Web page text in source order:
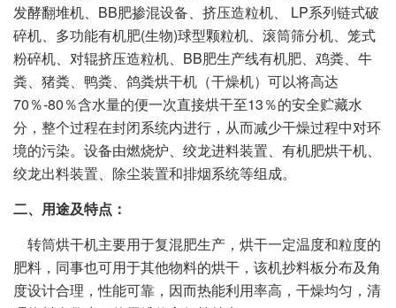
发酵翻堆机、BB肥掺混设备、挤压造粒机、 LP系列链式破
碎机、多功能有机肥(生物)球型颗粒机、滚筒筛分机、笼式
粉碎机、对辊挤压造粒机、BB肥生产线有机肥、鸡粪、牛
粪、猪粪、鸭粪、鸽粪烘干机（干燥机）可以将高达
70％-80％含水量的便一次直接烘干至13％的安全贮藏水
分，整个过程在封闭系统内进行，从而减少干燥过程中对环
境的污染。设备由燃烧炉、绞龙进料装置、有机肥烘干机、
绞龙出料装置、除尘装置和排烟系统等组成。
二、用途及特点：
转筒烘干机主要用于复混肥生产，烘干一定温度和粒度的
肥料，同事也可用于其他物料的烘干，该机抄料板分布及角
度设计合理，性能可靠，因而热能利用率高，干燥均匀，清